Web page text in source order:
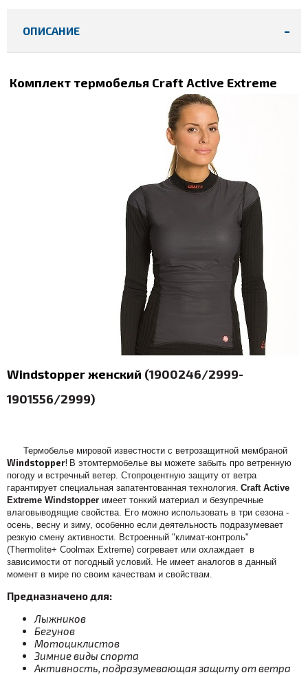
ОПИСАНИЕ
Комплект термобелья Craft Active Extreme
Windstopper женский (1900246/2999-
1901556/2999)
Термобелье мировой известности с ветрозащитной мембраной
Windstopper! В этомтермобелье вы можете забыть про ветренную
погоду и встречный ветер. Стопроцентную защиту от ветра
гарантирует специальная запатентованная технология. Craft Active
Extreme Windstopper имеет тонкий материал и безупречные
влаговыводящие свойства. Его можно использовать в три сезона -
осень, весну и зиму, особенно если деятельность подразумевает
резкую смену активности.
Встроенный "климат-контроль"
(Thermolite+ Coolmax Extreme) согревает или охлаждает в
зависимости от погодный условий. Не имеет аналогов в данный
момент в мире по своим качествам и свойствам.
Предназначено для:
Лыжников
Бегунов
Мотоциклистов
Зимние виды спорта
Активность, подразумевающая защиту от ветра